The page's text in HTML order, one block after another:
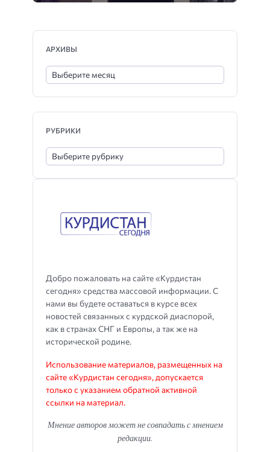
Добро пожаловать на сайте «Курдистан
сегодня» средства массовой информации. С
нами вы будете оставаться в курсе всех
новостей связанных с курдской диаспорой,
как в странах СНГ и Европы, а так же на
исторической родине.
Использование материалов, размещенных на
сайте «Курдистан сегодня», допускается
только с указанием обратной активной
ссылки на материал.
Мнение авторов может не совпадать с мнением
редакции.
АРХИВЫ
РУБРИКИ